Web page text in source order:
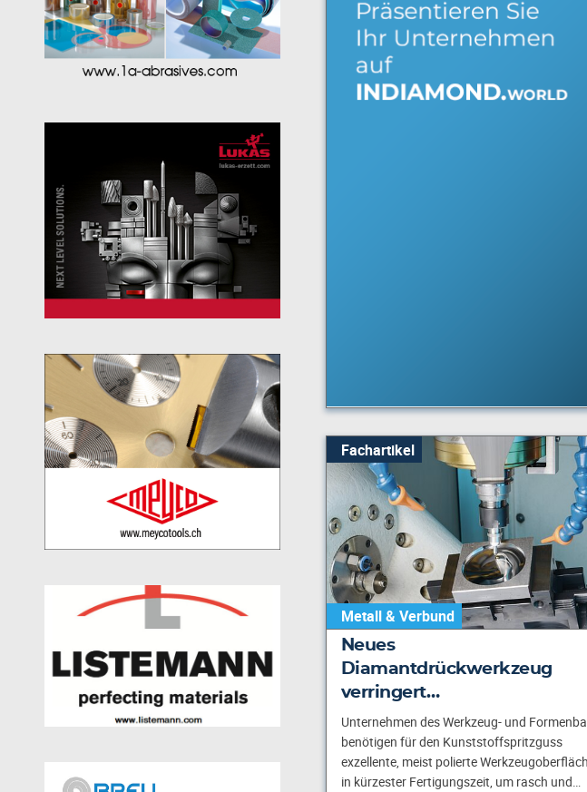
Fachartikel
Metall & Verbund
Neues
Diamantdrückwerkzeug
verringert…
Unternehmen des Werkzeug- und
benötigen für den Kunststoffspritzguss
exzellente, meist polierte
in kürzester Fertigungszeit, um rasch und…